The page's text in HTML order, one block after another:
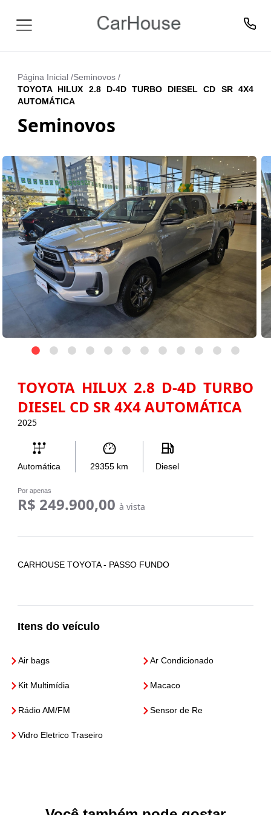
Página Inicial /Seminovos /
TOYOTA HILUX 2.8 D-4D TURBO DIESEL CD SR 4X4
AUTOMÁTICA
Seminovos
TOYOTA HILUX 2.8 D-4D TURBO
DIESEL CD SR 4X4 AUTOMÁTICA
2025
Automática 29355 km Diesel
Por apenas
R$ 249.900,00 à vista
CARHOUSE TOYOTA - PASSO FUNDO
Itens do veículo
Air bags Ar Condicionado
Kit Multimídia Macaco
Rádio AM/FM Sensor de Re
Vidro Eletrico Traseiro